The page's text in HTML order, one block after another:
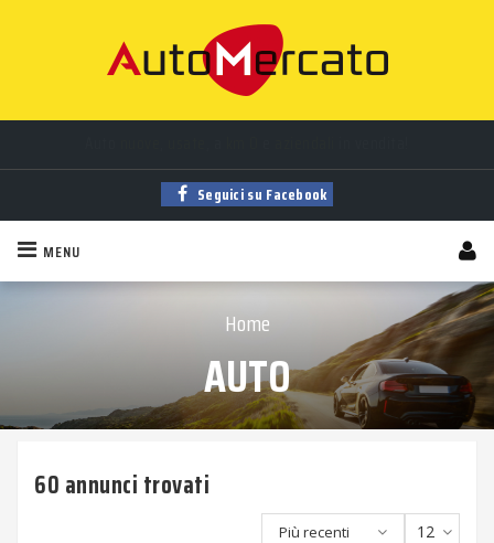
Trova la tua auto tramigliaiadi annunci sempre aggiornati!
Seguici su Facebook
MENU
Home
AUTO
60 annunci trovati
12
Più recenti